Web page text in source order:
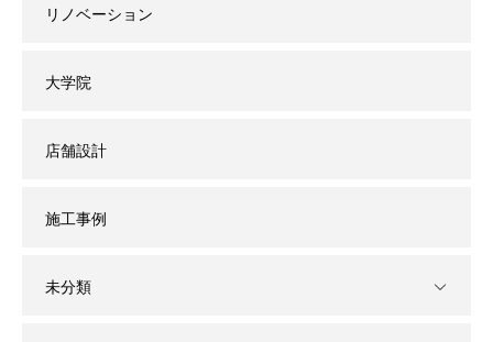
リノベーション
大学院
店舗設計
施工事例
未分類